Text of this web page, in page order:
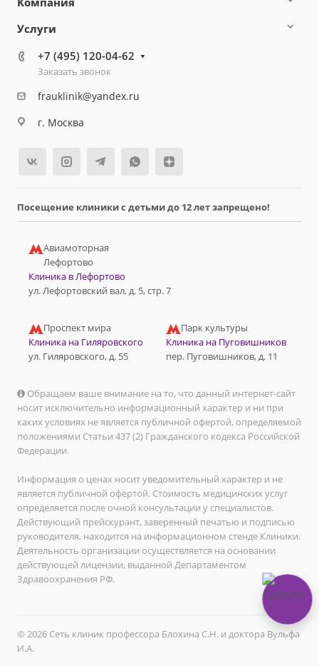
Услуги
+7 (495) 120-04-62
Заказать звонок
frauklinik@yandex.ru
г. Москва
Посещение клиники с детьми до 12 лет запрещено!
Авиамоторная
Лефортово
Клиника в Лефортово
ул. Лефортовский вал, д. 5, стр. 7
Проспект мира
Клиника на Гиляровского
ул. Гиляровского, д. 55
Парк культуры
Клиника на Пуговишников
пер. Пуговишников, д. 11
Обращаем ваше внимание на то, что данный интернет-сайт
носит исключительно информационный характер и ни при
каких условиях не является публичной офертой, определяемой
положениями Статьи 437 (2) Гражданского кодекса Российской
Федерации.
Информация о ценах носит уведомительный характер и не
является публичной офертой. Стоимость медицинских услуг
определяется после очной консультации у специалистов.
Действующий прейскурант, заверенный печатью и подписью
руководителя, находится на информационном стенде Клиники.
Деятельность организации осуществляется на основании
действующей лицензии, выданной Департаментом
Здравоохранения РФ.
© 2026 Сеть клиник профессора Блохина С.Н. и доктора Вульфа
И.А.